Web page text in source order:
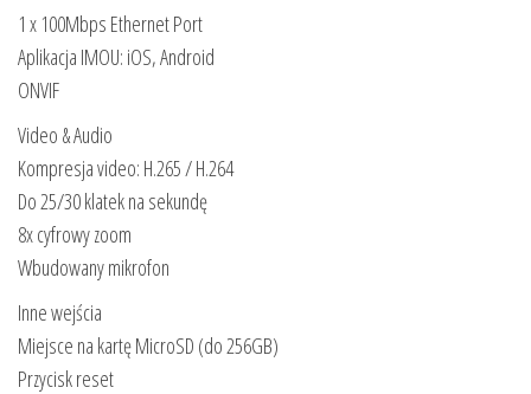
1 x 100Mbps Ethernet Port
Aplikacja IMOU: iOS, Android
ONVIF
Video & Audio
Kompresja video: H.265 / H.264
Do 25/30 klatek na sekundę
8x cyfrowy zoom
Wbudowany mikrofon
Inne wejścia
Miejsce na kartę MicroSD (do 256GB)
Przycisk reset